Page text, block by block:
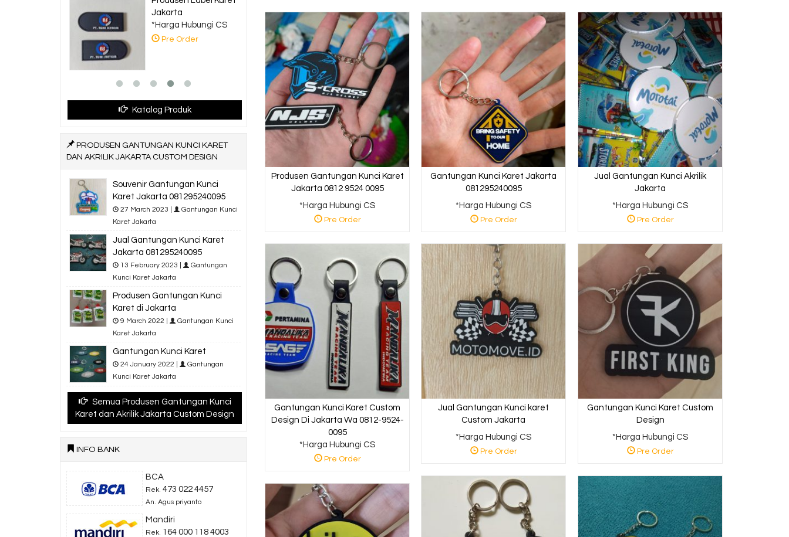
Produsen Gantungan Kunci Karet
Jakarta 0812 9524 0095
*Harga Hubungi CS
Pre Order
Gantungan Kunci Karet Jakarta
081295240095
*Harga Hubungi CS
Pre Order
Jual Gantungan Kunci Akrilik
Jakarta
*Harga Hubungi CS
Pre Order
Gantungan Kunci Karet Custom
Design Di Jakarta Wa 0812-9524-
0095
*Harga Hubungi CS
Pre Order
Jual Gantungan Kunci karet
Custom Jakarta
*Harga Hubungi CS
Pre Order
Gantungan Kunci Karet Custom
Design
*Harga Hubungi CS
Pre Order
Custom
*Harga Hubungi CS
Pre Order
Katalog Produk
PRODUSEN GANTUNGAN KUNCI KARET
DAN AKRILIK JAKARTA CUSTOM DESIGN
Souvenir Gantungan Kunci
Karet Jakarta 081295240095
27 March 2023 |
Gantungan Kunci
Karet Jakarta
Jual Gantungan Kunci Karet
Jakarta 081295240095
13 February 2023 |
Gantungan
Kunci Karet Jakarta
Produsen Gantungan Kunci
Karet di Jakarta
9 March 2022 |
Gantungan Kunci
Karet Jakarta
Gantungan Kunci Karet
24 January 2022 |
Gantungan
Kunci Karet Jakarta
Semua Produsen Gantungan Kunci
Karet dan Akrilik Jakarta Custom Design
INFO BANK
BCA
Rek. 473 022 4457
An. Agus priyanto
Mandiri
Rek. 164 000 118 4003